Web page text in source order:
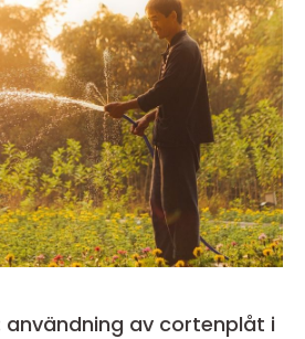
av cortenplåt i